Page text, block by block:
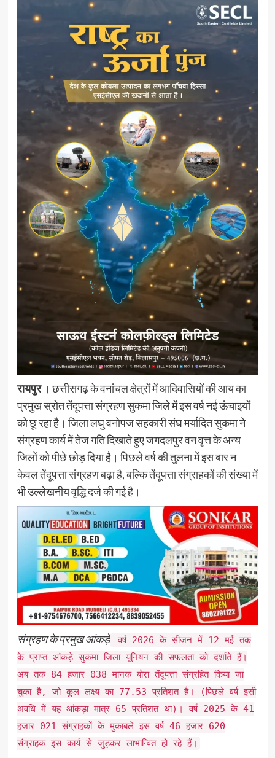
रायपुर। छत्तीसगढ़ के वनांचल क्षेत्रों में आदिवासियों की आय का
प्रमुख स्रोत तेंदूपत्ता संग्रहण सुकमा जिले में इस वर्ष नई ऊंचाइयों
को छू रहा है। जिला लघु वनोपज सहकारी संघ मर्यादित सुकमा ने
संग्रहण कार्य में तेज गति दिखाते हुए जगदलपुर वन वृत्त के अन्य
जिलों को पीछे छोड़ दिया है। पिछले वर्ष की तुलना में इस बार न
केवल तेंदूपत्ता संग्रहण बढ़ा है, बल्कि तेंदूपत्ता संग्राहकों की संख्या में
भी उल्लेखनीय वृद्धि दर्ज की गई है।
संग्रहण के प्रमुख आंकड़े
वर्ष 2026 के सीजन में 12 मई तक
के प्राप्त आंकड़े सुकमा जिला यूनियन की सफलता को दर्शाते हैं।
अब तक 84 हजार 038 मानक बोरा तेंदूपत्ता संग्रहित किया जा
चुका है, जो कुल लक्ष्य का 77.53 प्रतिशत है। (पिछले वर्ष इसी
अवधि में यह आंकड़ा मात्र 65 प्रतिशत था)। वर्ष 2025 के 41
हजार 021 संग्राहकों के मुकाबले इस वर्ष 46 हजार 620
संग्राहक इस कार्य से जुड़कर लाभान्वित हो रहे हैं।